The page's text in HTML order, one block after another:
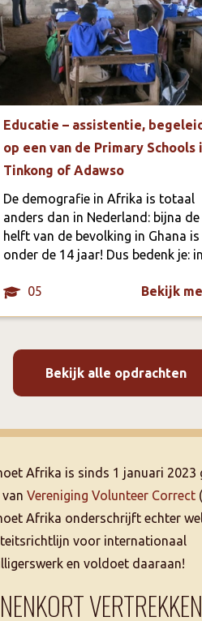
Educatie – assistentie,
op een van de Primary Schools
Tinkong of Adawso
De demografie in Afrika is totaal
anders dan in Nederland: bijna de
helft van de bevolking in Ghana is
onder de 14 jaar! Dus bedenk je:
05 Bekijk
Bekijk alle opdrachten
Afrika is sinds 1 januari 2023
van Vereniging Volunteer Correct
Afrika onderschrijft echter
voor internationaal
en voldoet daaraan!